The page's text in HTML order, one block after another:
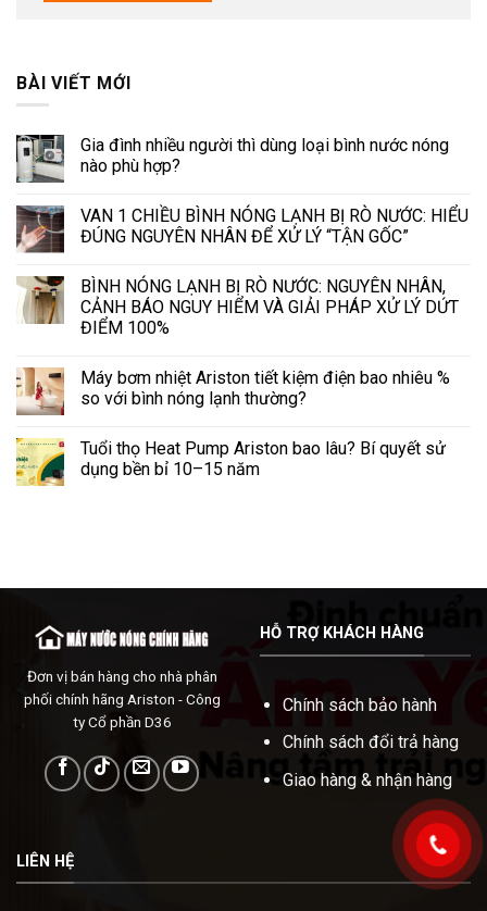
BÀI VIẾT MỚI
Gia đình nhiều người thì dùng loại bình nước nóng
nào phù hợp?
VAN 1 CHIỀU BÌNH NÓNG LẠNH BỊ RÒ NƯỚC: HIỂU
ĐÚNG NGUYÊN NHÂN ĐỂ XỬ LÝ “TẬN GỐC”
BÌNH NÓNG LẠNH BỊ RÒ NƯỚC: NGUYÊN NHÂN,
CẢNH BÁO NGUY HIỂM VÀ GIẢI PHÁP XỬ LÝ DỨT
ĐIỂM 100%
Máy bơm nhiệt Ariston tiết kiệm điện bao nhiêu %
so với bình nóng lạnh thường?
Tuổi thọ Heat Pump Ariston bao lâu? Bí quyết sử
dụng bền bỉ 10–15 năm
Đơn vị bán hàng cho nhà phân
phối chính hãng Ariston - Công
ty Cổ phần D36
HỖ TRỢ KHÁCH HÀNG
Chính sách bảo hành
Chính sách đổi trả hàng
Giao hàng & nhận hàng
LIÊN HỆ